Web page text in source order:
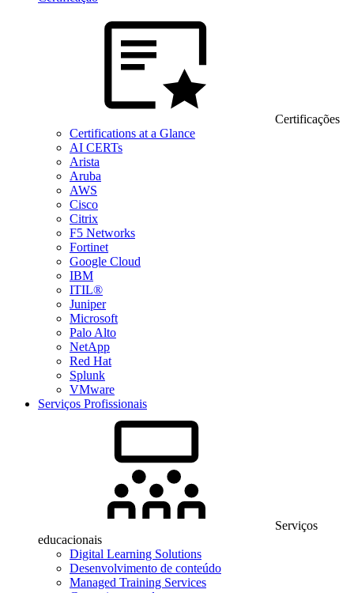
Certificações
Certifications at a Glance
AI CERTs
Arista
Aruba
AWS
Cisco
Citrix
F5 Networks
Fortinet
Google Cloud
IBM
ITIL®
Juniper
Microsoft
Palo Alto
NetApp
Red Hat
Splunk
VMware
Serviços Profissionais
Serviços
educacionais
Digital Learning Solutions
Desenvolvimento de conteúdo
Managed Training Services